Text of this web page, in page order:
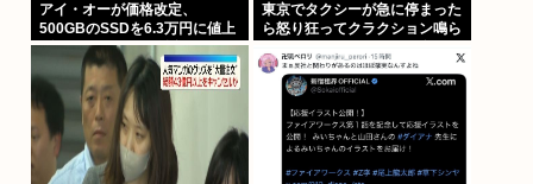
アイ・オーが価格改定、
500GBのSSDを6.3万円に値上
げしてしまう 元の値段3.4万か
らほぼ2倍の地獄へ
東京でタクシーが急に停まった
ら怒り狂ってクラクション鳴ら
バーwww